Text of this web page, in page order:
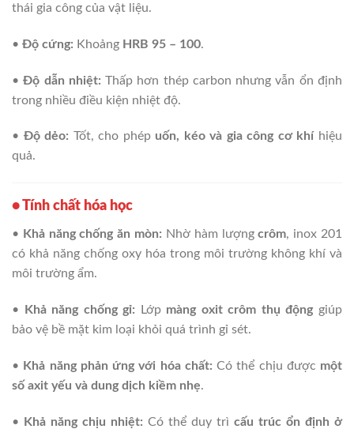
thái gia công của vật liệu.
• Độ cứng: Khoảng HRB 95 – 100.
•Độ dẫn nhiệt: Thấp hơn thép carbon nhưng vẫn ổn định
trong nhiều điều kiện nhiệt độ.
• Độ dẻo: Tốt, cho phép uốn, kéo và gia công cơ khíhiệu
quả.
• Tính chất hóa học
• Khả năng chống ăn mòn: Nhờ hàm lượngcrôm, inox 201
có khả năng chống oxy hóa trong môi trường không khí và
môi trường ẩm.
• Khả năng chống gỉ: Lớp màng oxit crôm thụ độnggiúp
bảo vệ bề mặt kim loại khỏi quá trình gỉ sét.
• Khả năng phản ứng với hóa chất: Có thể chịu được một
số axit yếu và dung dịch kiềm nhẹ.
• Khả năng chịu nhiệt: Có thể duy trì cấu trúc ổn định ở